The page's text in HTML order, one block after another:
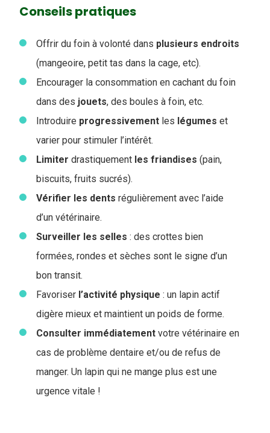
Conseils pratiques
Offrir du foin à volonté dans plusieurs endroits
(mangeoire, petit tas dans la cage, etc).
Encourager la consommation en cachant du foin
dans des jouets, des boules à foin, etc.
Introduire progressivement les légumes et
varier pour stimuler l’intérêt.
Limiter drastiquement les friandises (pain,
biscuits, fruits sucrés).
Vérifier les dents régulièrement avec l’aide
d’un vétérinaire.
Surveiller les selles : des crottes bien
formées, rondes et sèches sont le signe d’un
bon transit.
Favoriser l’activité physique : un lapin actif
digère mieux et maintient un poids de forme.
Consulter immédiatement votre vétérinaire en
cas de problème dentaire et/ou de refus de
manger. Un lapin qui ne mange plus est une
urgence vitale !